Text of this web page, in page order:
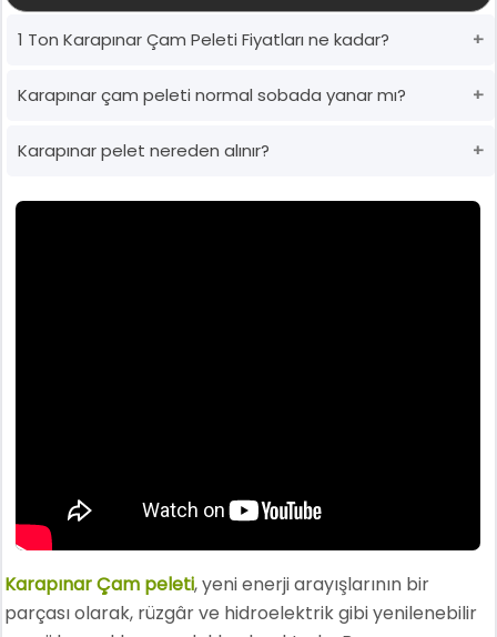
1 Ton Karapınar Çam Peleti Fiyatları ne kadar?
Karapınar çam peleti normal sobada yanar mı?
Karapınar pelet nereden alınır?
Karapınar Çam peleti, yeni enerji arayışlarının bir
parçası olarak, rüzgâr ve hidroelektrik gibi yenilenebilir